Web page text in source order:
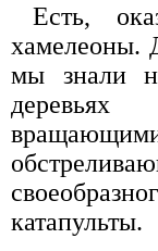
Есть,
хамелеоны.
мы знали
катапульты.